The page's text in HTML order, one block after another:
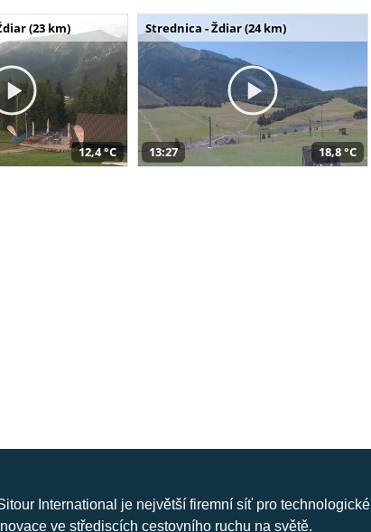
(23 km)
12,4 °C
Strednica - Ždiar (24 km)
13:27 18,8 °C
International je největší firemní síť pro technologické
ve střediscích cestovního ruchu na světě.